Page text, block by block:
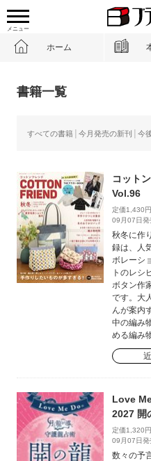
メニュー
ホーム
書籍一覧
すべての書籍 今月発売の新刊 今
コット
Vol.96
定価1,430
09月07日発
秋冬に作
録は、人
ボレーシ
トのレシ
ボタン作
です。大
んが案内
中の編み
める編み
Love
2027 開
定価1,320
09月07日発
数々の予